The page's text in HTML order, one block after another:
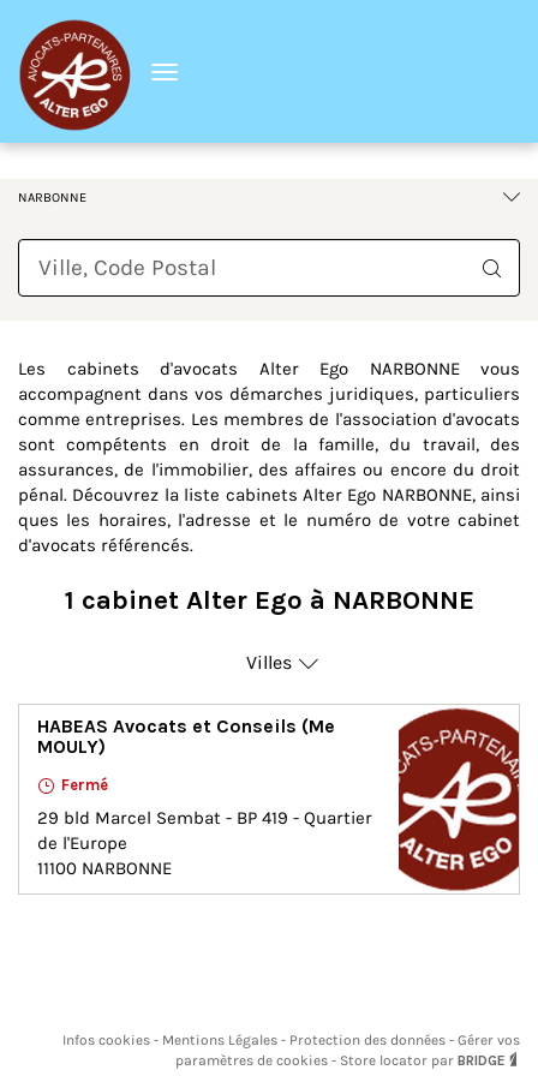
Menu
France
Bretagne
NARBONNE
Requête
Les cabinets d'avocats Alter Ego NARBONNE vous
accompagnent dans vos démarches juridiques, particuliers
comme entreprises. Les membres de l'association d'avocats
sont compétents en droit de la famille, du travail, des
assurances, de l'immobilier, des affaires ou encore du droit
pénal. Découvrez la liste cabinets Alter Ego NARBONNE, ainsi
ques les horaires, l'adresse et le numéro de votre cabinet
d'avocats référencés.
1 cabinet Alter Ego à NARBONNE
Villes
Narbonne
HABEAS Avocats et Conseils (Me
MOULY)
Fermé
29 bld Marcel Sembat - BP 419 - Quartier
de l'Europe
11100 NARBONNE
Infos cookies Mentions Légales Protection des données
Gérer vos
paramètres de cookies
Store locator par BRIDGE